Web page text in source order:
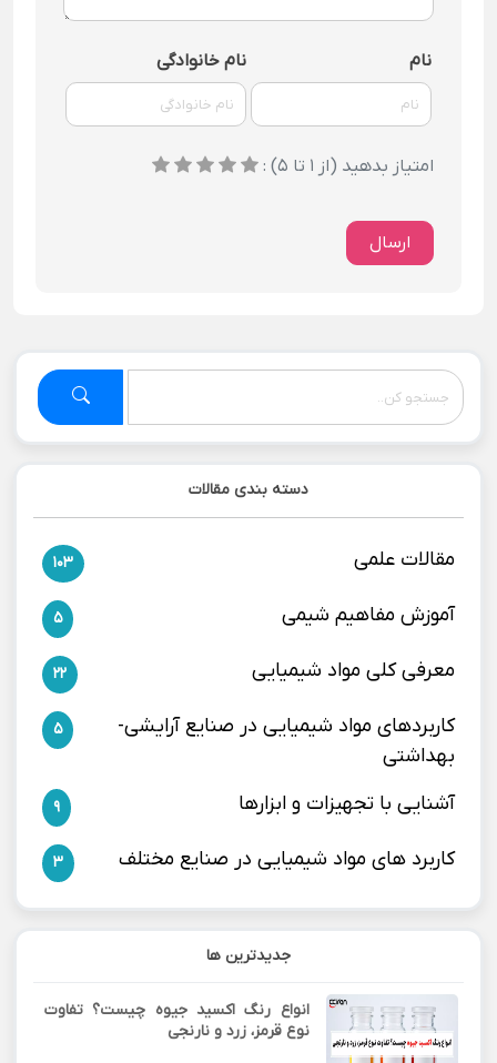
دسته بندی مقالات
مقالات علمی 103
آموزش مفاهیم شیمی 5
معرفی کلی مواد شیمیایی 22
کاربردهای مواد شیمیایی در صنایع آرایشی-
بهداشتی
5
آشنایی با تجهیزات و ابزارها 9
کاربرد های مواد شیمیایی در صنایع مختلف 3
جدیدترین ها
انواع رنگ اکسید جیوه چیست؟ تفاوت
نوع قرمز، زرد و نارنجی
نام نام خانوادگی
امتیاز بدهید (از 1 تا 5) :
ارسال